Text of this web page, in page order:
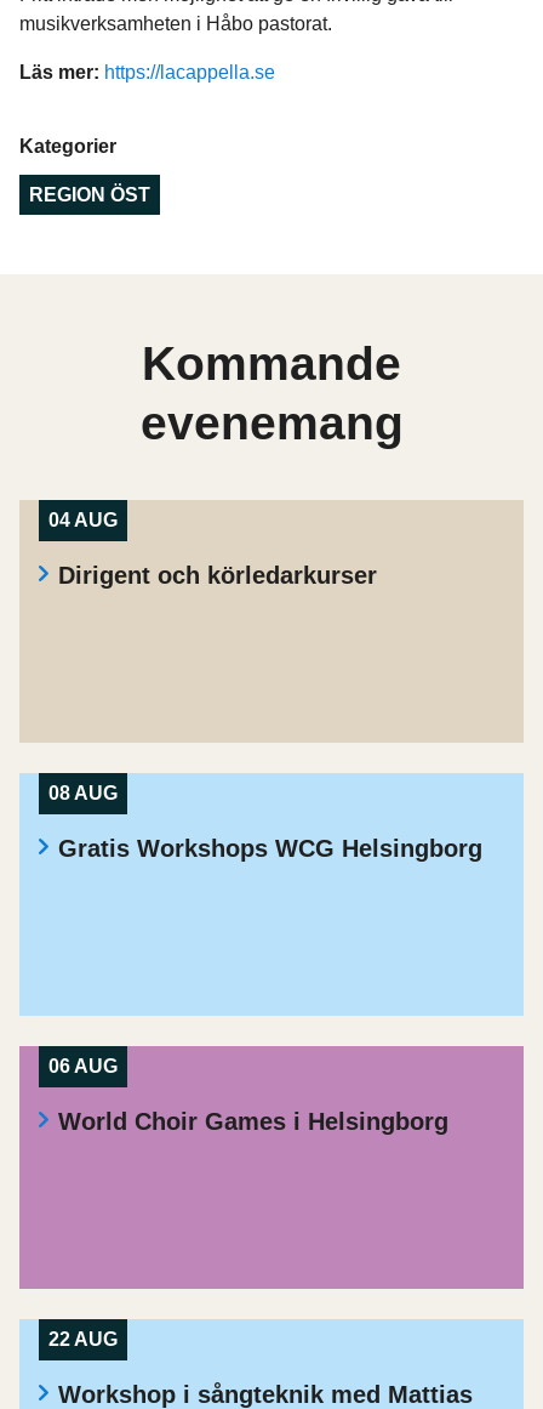
musikverksamheten i Håbo pastorat.
Läs mer: https://lacappella.se
Kategorier
REGION ÖST
Kommande
evenemang
04 AUG
Dirigent och körledarkurser
08 AUG
Gratis Workshops WCG Helsingborg
06 AUG
World Choir Games i Helsingborg
22 AUG
Workshop i sångteknik med Mattias